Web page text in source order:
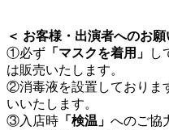
＜ お客様・出演者へのお願
①必ず 「マスクを着用」
し
は販売いたします。
②消毒液を設置しておりま
いいたします。
③入店時 「検温」 へのご協